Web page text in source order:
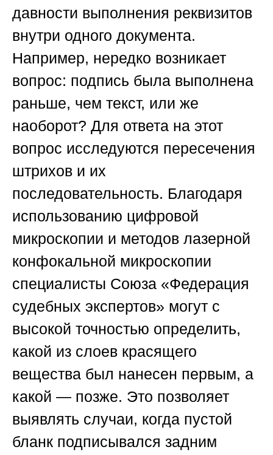
давности выполнения реквизитов
внутри одного документа.
Например, нередко возникает
вопрос: подпись была выполнена
раньше, чем текст, или же
наоборот? Для ответа на этот
вопрос исследуются пересечения
штрихов и их
последовательность. Благодаря
использованию цифровой
микроскопии и методов лазерной
конфокальной микроскопии
специалисты Союза «Федерация
судебных экспертов» могут с
высокой точностью определить,
какой из слоев красящего
вещества был нанесен первым, а
какой — позже. Это позволяет
выявлять случаи, когда пустой
бланк подписывался задним